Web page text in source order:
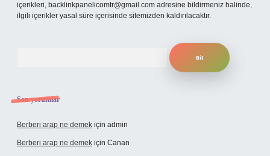
içerikleri, backlinkpanelicomtr@gmail.com adresine bildirmeniz halinde,
ilgili içerikler yasal süre içerisinde sitemizden kaldırılacaktır.
Son yorumlar
Berberi arap ne demek için admin
Berberi arap ne demek için Canan